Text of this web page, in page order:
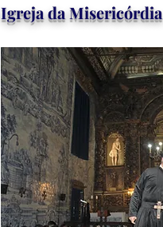
Igreja da Misericórdia